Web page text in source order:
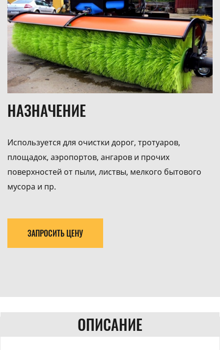
НАЗНАЧЕНИЕ
Используется для очистки дорог, тротуаров,
площадок, аэропортов, ангаров и прочих
поверхностей от пыли, листвы, мелкого бытового
мусора и пр.
ЗАПРОСИТЬ ЦЕНУ
ОПИСАНИЕ